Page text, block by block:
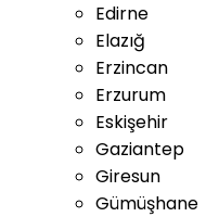
Edirne
Elazığ
Erzincan
Erzurum
Eskişehir
Gaziantep
Giresun
Gümüşhane